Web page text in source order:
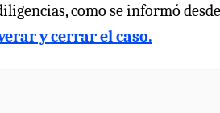
como se informó
y cerrar el caso.